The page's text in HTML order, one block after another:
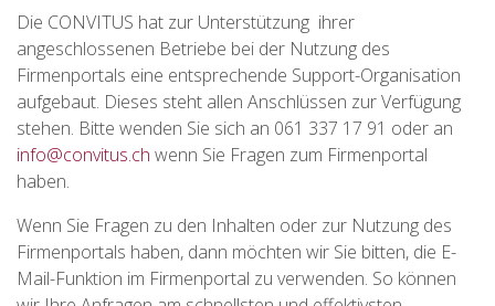
Die CONVITUS hat zur Unterstützung ihrer
angeschlossenen Betriebe bei der Nutzung des
Firmenportals eine entsprechende Support-Organisation
aufgebaut. Dieses steht allen Anschlüssen zur Verfügung
stehen. Bitte wenden Sie sich an 061 337 17 91 oder an
info@convitus.ch wenn Sie Fragen zum Firmenportal
haben.
Wenn Sie Fragen zu den Inhalten oder zur Nutzung des
Firmenportals haben, dann möchten wir Sie bitten, die E-
Mail-Funktion im Firmenportal zu verwenden. So können